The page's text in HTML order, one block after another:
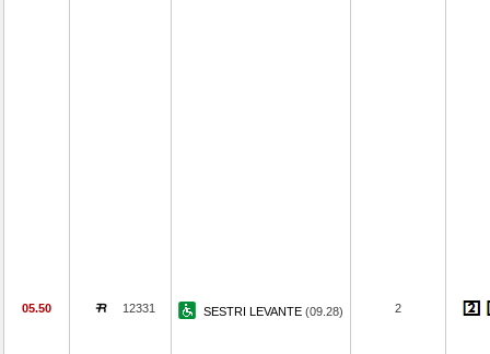
05.50 12331 SESTRI LEVANTE (09.28) 2